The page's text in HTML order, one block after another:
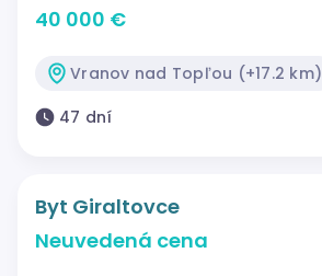
40 000 €
Vranov nad Topľou (+17.2 km)
47 dní
Byt Giraltovce
Neuvedená cena